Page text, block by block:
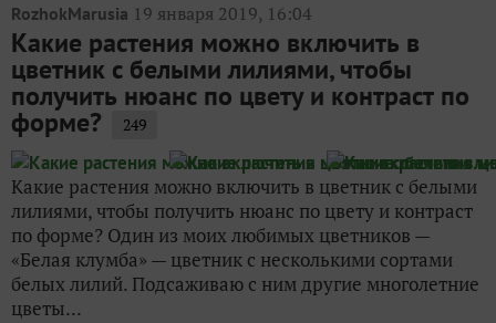
RozhokMarusia 19 января 2019, 16:04
Какие растения можно включить в
цветник с белыми лилиями, чтобы
получить нюанс по цвету и контраст по
форме? 249
Какие растения можно включить в цветник с белыми
лилиями, чтобы получить нюанс по цвету и контраст
по форме? Один из моих любимых цветников —
«Белая клумба» — цветник с несколькими сортами
белых лилий. Подсаживаю с ним другие многолетние
цветы...